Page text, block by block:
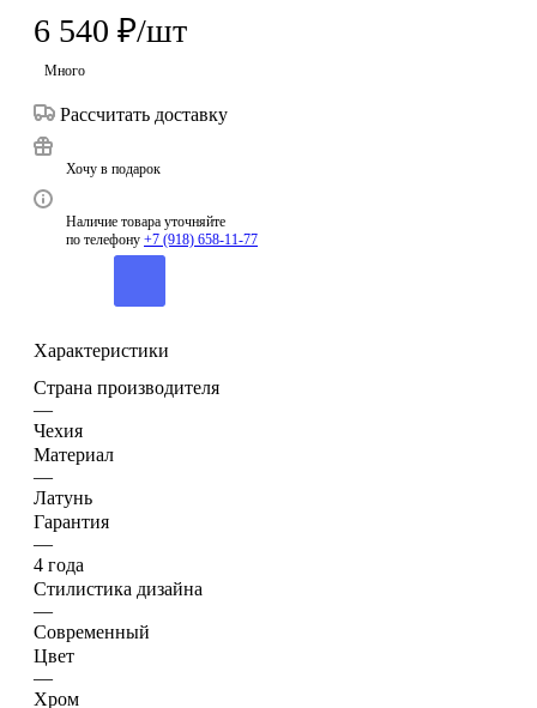
6 540
Много
Рассчитать доставку
Хочу в подарок
по телефону+7 (918) 658-11-77
Характеристики
Страна производителя
—
Чехия
Материал
—
Латунь
Гарантия
—
4 года
Стилистика дизайна
—
Современный